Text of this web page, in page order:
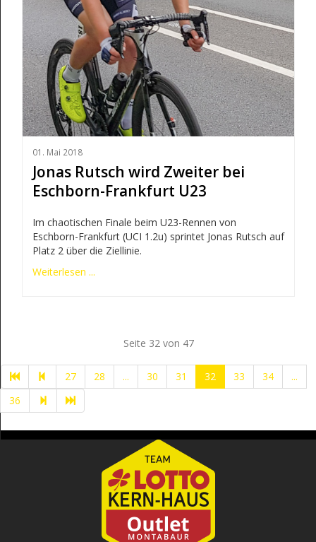
01. Mai 2018
Jonas Rutsch wird Zweiter bei
Eschborn-Frankfurt U23
Im chaotischen Finale beim U23-Rennen von
Eschborn-Frankfurt (UCI 1.2u) sprintet Jonas Rutsch auf
Platz 2 über die Ziellinie.
Weiterlesen ...
Seite 32 von 47
27 28 ... 30 31 32 33 34
...
36